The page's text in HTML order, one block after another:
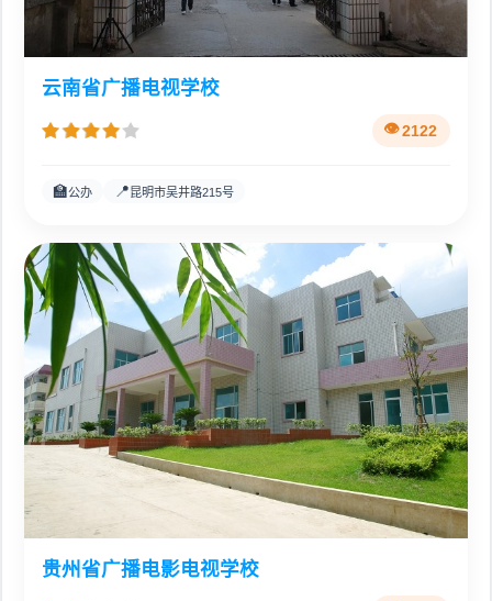
云南省广播电视学校
2122
🏫公办 📍昆明市吴井路215号
贵州省广播电影电视学校